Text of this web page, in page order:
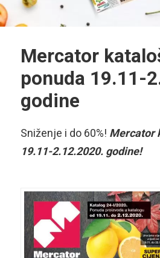
Mercator
ponuda 19.11-
godine
Sniženje i do 60%! Mercator
19.11-2.12.2020. godine!